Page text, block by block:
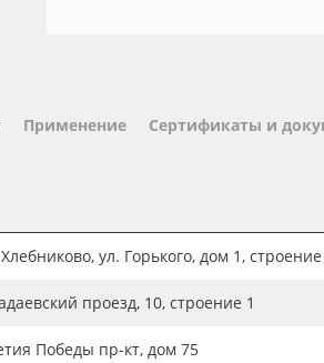
Применение Сертификаты и
ул. Горького, дом 1,
проезд, 10, строение 1
Победы пр-кт, дом 75